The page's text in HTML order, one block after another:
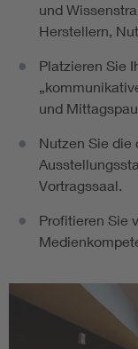
und
Herstellern,
Platzieren Sie
und
Nutzen Sie die
Vortragssaal.
Profitieren Sie